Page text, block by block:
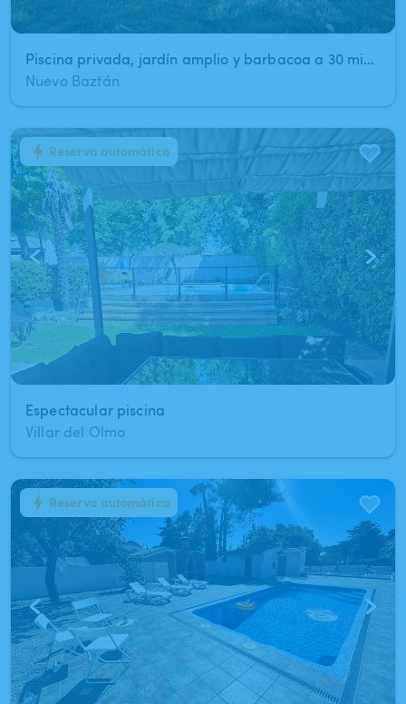
Piscina privada, jardín amplio y barbacoa a 30 min de Madrid
Nuevo Baztán
1/8
Espectacular piscina
Villar del Olmo
Reserva automática
1/13Reserva automática